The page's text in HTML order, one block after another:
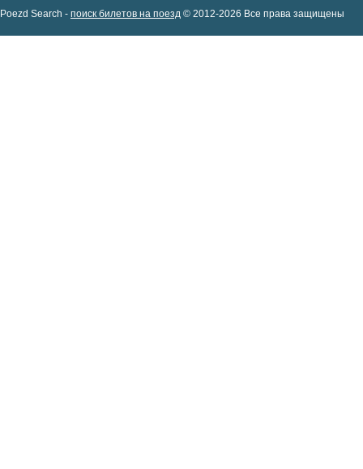
Poezd Search - поиск билетов на поезд © 2012-2026 Все права защищены